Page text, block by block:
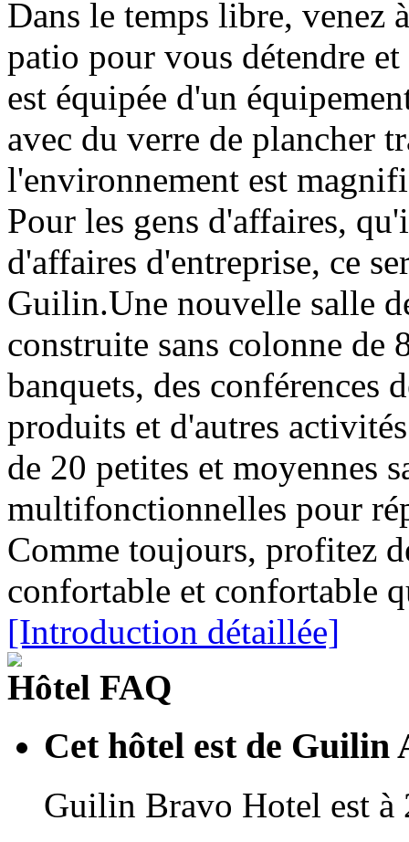
Dans le temps libre, venez
patio pour vous détendre
est équipée d'un
avec du verre de plancher
l'environnement est
Pour les gens d'affaires,
d'affaires d'entreprise, ce
Guilin.Une nouvelle salle
construite sans colonne de
banquets, des conférences
produits et d'autres
de 20 petites et moyennes
multifonctionnelles pour
Comme toujours, profitez
confortable et confortable
[Introduction détaillée]
Hôtel FAQ
Cet hôtel est de Guilin
Guilin Bravo Hotel est à